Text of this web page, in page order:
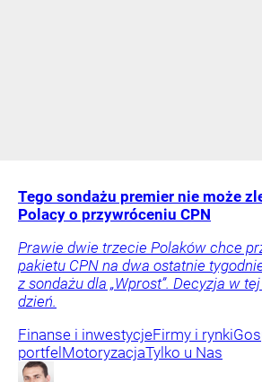
Tego sondażu premier nie może
Polacy o przywróceniu CPN
Prawie dwie trzecie Polaków chce
pakietu CPN na dwa ostatnie
z sondażu dla „Wprost”. Decyzja w
dzień.
Finanse i inwestycjeFirmy i rynki
portfel MotoryzacjaTylko u Nas